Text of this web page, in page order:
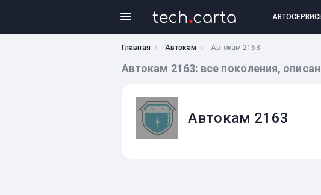
Главная Автокам Автокам 2163
Автокам 2163: все поколения,
Автокам 2163